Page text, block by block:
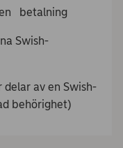
betalning
Swish-
av en Swish-
behörighet)